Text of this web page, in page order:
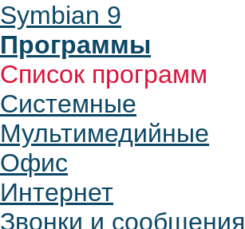
Symbian 9
Программы
Список программ
Системные
Мультимедийные
Офис
Интернет
Звонки и сообщения